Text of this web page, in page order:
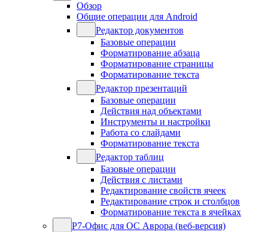
Обзор
Общие операции для Android
Редактор документов
Базовые операции
Форматирование абзаца
Форматирование страницы
Форматирование текста
Редактор презентаций
Базовые операции
Действия над объектами
Инструменты и настройки
Работа со слайдами
Форматирование текста
Редактор таблиц
Базовые операции
Действия с листами
Редактирование свойств ячеек
Редактирование строк и столбцов
Форматирование текста в ячейках
Р7-Офис для ОС Аврора (веб-версия)